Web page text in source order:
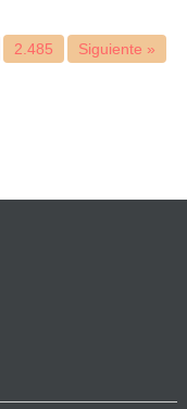
2.485 Siguiente »